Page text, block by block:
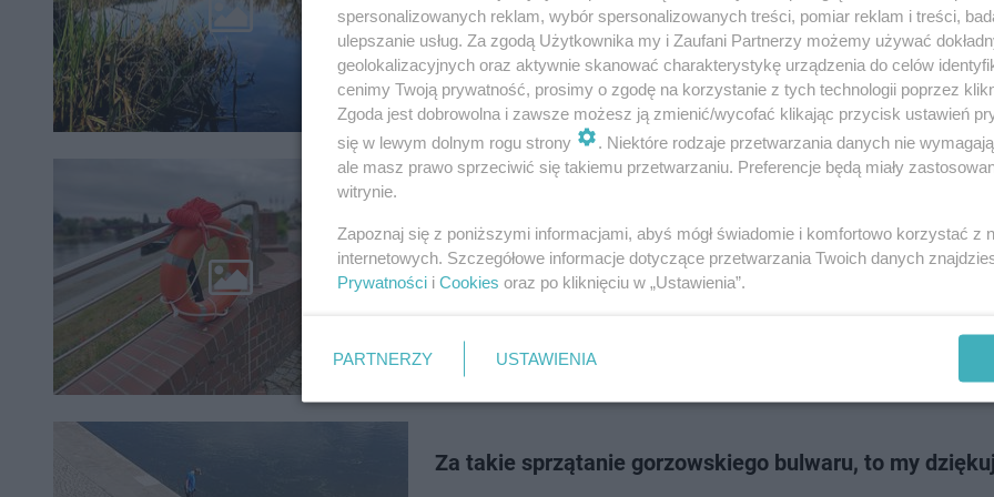
niskim stanem rzeki. Jak wygląda sytuacja na Warcie, przeczytacie w poniższym
Wydawałoby się, że o takich sprawach mówić nie trzeba - a jednak! Gorzowscy
przypominają, że czerwone koła ratunkowe umieszczone na obu bulwarach, to
dekoracji, ale rzecz, która…
Za takie sprzątanie gorzowskiego bulwaru, to my
spersonalizowanych reklam, wybór spersonalizowanych treści, pomiar reklam i treści,
ulepszanie usług. Za zgodą Użytkownika my i Zaufani Partnerzy możemy używać
geolokalizacyjnych oraz aktywnie skanować charakterystykę urządzenia do celów
cenimy Twoją prywatność, prosimy o zgodę na korzystanie z tych technologii poprzez
Zgoda jest dobrowolna i zawsze możesz ją zmienić/wycofać klikając przycisk ustawień
się w lewym dolnym rogu strony
. Niektóre rodzaje przetwarzania danych nie
ale masz prawo sprzeciwić się takiemu przetwarzaniu. Preferencje będą miały
witrynie.
Zapoznaj się z poniższymi informacjami, abyś mógł świadomie i komfortowo korzystać z
internetowych. Szczegółowe informacje dotyczące przetwarzania Twoich danych
Prywatności i Cookies oraz po kliknięciu w „Ustawienia”.
PARTNERZY USTAWIENIA